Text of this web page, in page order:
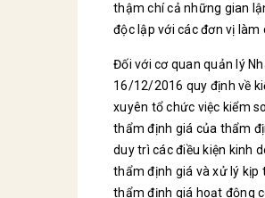
thậm chí cả những gian
độc lập với các đơn vị làm
Đối với cơ quan quản lý
16/12/2016 quy định về
xuyên tổ chức việc kiểm
thẩm định giá của thẩm
duy trì các điều kiện kinh
thẩm định giá và xử lý kịp
thẩm định giá hoạt động